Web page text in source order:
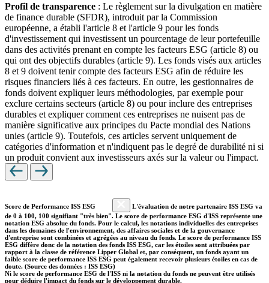
Profil de transparence : Le règlement sur la divulgation en matière
de finance durable (SFDR), introduit par la Commission
européenne, a établi l'article 8 et l'article 9 pour les fonds
d'investissement qui investissent un pourcentage de leur portefeuille
dans des activités prenant en compte les facteurs ESG (article 8) ou
qui ont des objectifs durables (article 9). Les fonds visés aux articles
8 et 9 doivent tenir compte des facteurs ESG afin de réduire les
risques financiers liés à ces facteurs. En outre, les gestionnaires de
fonds doivent expliquer leurs méthodologies, par exemple pour
exclure certains secteurs (article 8) ou pour inclure des entreprises
durables et expliquer comment ces entreprises ne nuisent pas de
manière significative aux principes du Pacte mondial des Nations
unies (article 9). Toutefois, ces articles servent uniquement de
catégories d'information et n'indiquent pas le degré de durabilité ni si
un produit convient aux investisseurs axés sur la valeur ou l'impact.
Score de Performance ISS ESG
L'évaluation de notre partenaire ISS ESG va
de 0 à 100, 100 signifiant "très bien". Le score de performance ESG d'ISS représente une
notation ESG absolue du fonds. Pour le calcul, les notations individuelles des entreprises
dans les domaines de l'environnement, des affaires sociales et de la gouvernance
d'entreprise sont combinées et agrégées au niveau du fonds. Le score de performance ISS
ESG diffère donc de la notation des fonds ISS ESG, car les étoiles sont attribuées par
rapport à la classe de référence Lipper Global et, par conséquent, un fonds ayant un
faible score de performance ISS ESG peut également recevoir plusieurs étoiles en cas de
doute. (Source des données : ISS ESG)
Ni le score de performance ESG de l'ISS ni la notation du fonds ne peuvent être utilisés
pour déduire l'impact du fonds sur le développement durable.